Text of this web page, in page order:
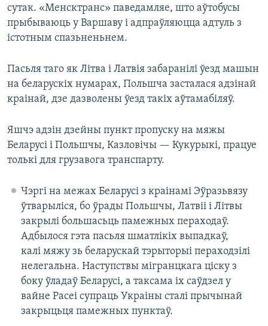
сутак. «Менсктранс» паведамляе, што аўтобусы
прыбываюць у Варшаву і адпраўляюцца адтуль з
істотным спазьненьнем.
Пасьля таго як Літва і Латвія забаранілі ўезд машын
на беларускіх нумарах, Польшча засталася адзінай
краінай, дзе дазволены ўезд такіх аўтамабіляў.
Яшчэ адзін дзейны пункт пропуску на мяжы
Беларусі і Польшчы, Казловічы — Кукурыкі, працуе
толькі для грузавога транспарту.
Чэргі на межах Беларусі з краінамі Эўразьвязу
ўтварыліся, бо ўрады Польшчы, Латвіі і Літвы
закрылі большасьць памежных пераходаў.
Адбылося гэта пасьля шматлікіх выпадкаў,
калі мяжу зь беларускай тэрыторыі пераходзілі
нелегальна. Наступствы мігранцкага ціску з
боку ўладаў Беларусі, а таксама іх саўдзел у
вайне Расеі супраць Украіны сталі прычынай
закрыцьця памежных пунктаў.